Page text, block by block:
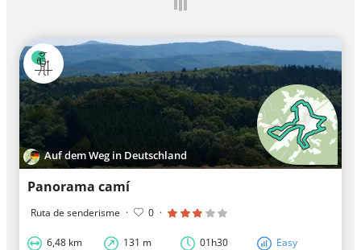
Auf dem Weg in Deutschland
Panorama camí
Ruta de senderisme · 0 ·
6,48 km 131 m 01h30 Easy